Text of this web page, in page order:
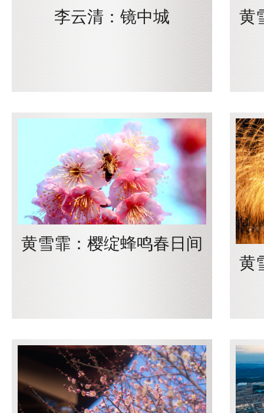
李云清：镜中城 黄
黄雪霏：樱绽蜂鸣春日间
黄